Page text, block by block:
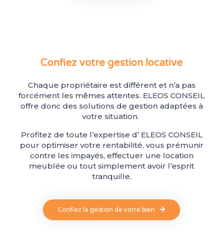
Confiez votre gestion locative
Chaque propriétaire est différent et n’a pas
forcément les mêmes attentes. ELEOS CONSEIL
offre donc des solutions de gestion adaptées à
votre situation.
Profitez de toute l’expertise d’ ELEOS CONSEIL
pour optimiser votre rentabilité, vous prémunir
contre les impayés, effectuer une location
meublée ou tout simplement avoir l’esprit
tranquille.
Confiez la gestion de votre bien